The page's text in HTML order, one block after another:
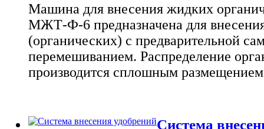
Машина для внесения жидких
МЖТ-Ф-6 предназначена для
(органических) с предварительной
перемешиванием. Распределение
производится сплошным
Система